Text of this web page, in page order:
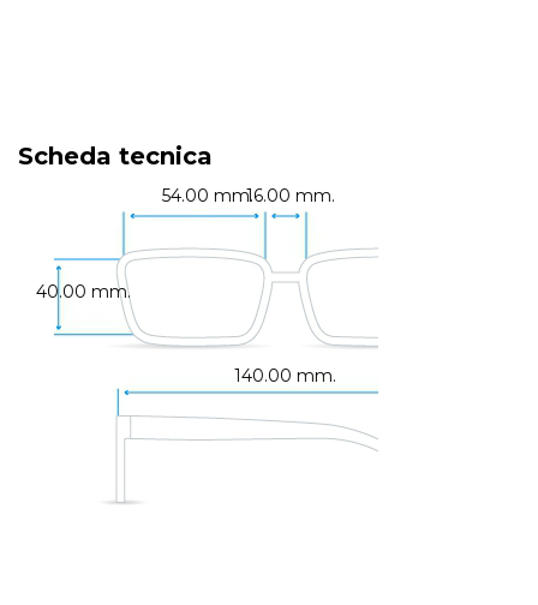
Scheda tecnica
54.00 mm.16.00 mm.
140.00 mm.
40.00 mm.